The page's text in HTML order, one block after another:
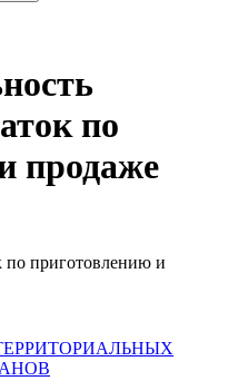
по
продаже
по приготовлению и